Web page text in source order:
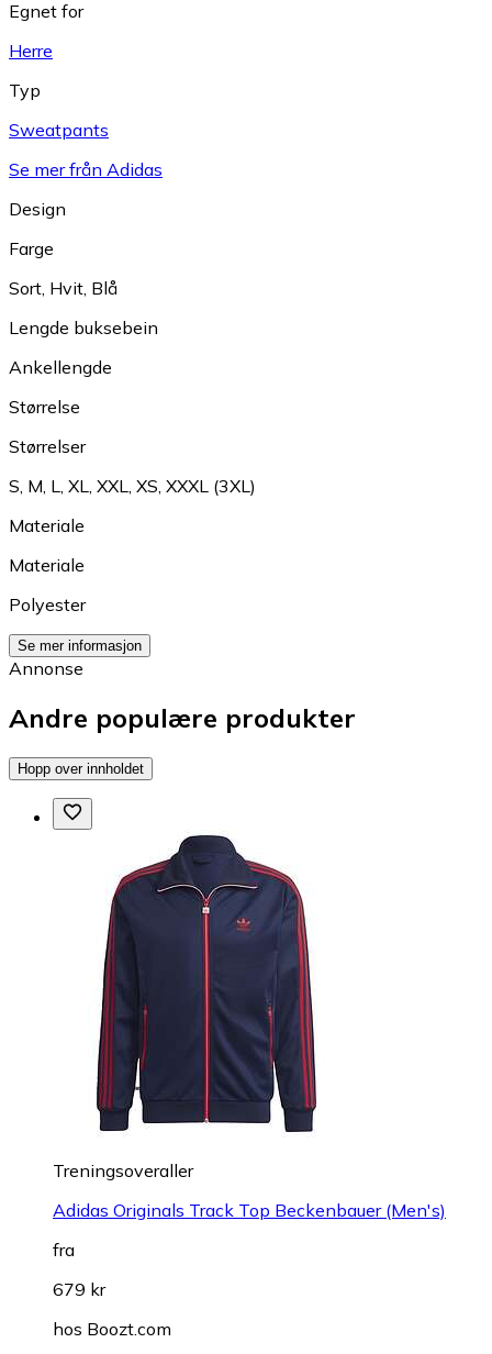
Egnet for
Herre
Typ
Sweatpants
Se mer från Adidas
Design
Farge
Sort Hvit Blå
Lengde buksebein
Ankellengde
Størrelse
Størrelser
S M L XL XXL XS XXXL (3XL)
Materiale
Materiale
Polyester
Se mer informasjon
Annonse
Andre populære produkter
Hopp over innholdet
Treningsoveraller
Adidas Originals Track Top Beckenbauer (Men's)
fra
679 kr
hos Boozt.com